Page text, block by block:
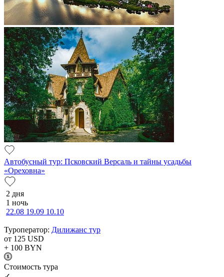
Автобусный тур: Псковский Версаль и тайны усадьбы
«Ореховна»
2 дня
1 ночь
22.08 19.09 10.10
Туроператор: Дилижанс тур
от 125 USD
+ 100 BYN
Cтоимость тура